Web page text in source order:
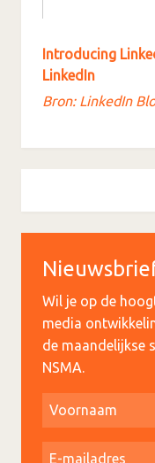
Introducing
LinkedIn
Bron: LinkedIn
Wil je op de
media
de maandelijkse
NSMA.